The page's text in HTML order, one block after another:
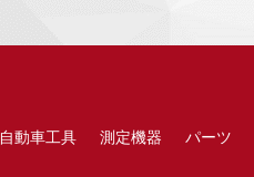
自動車工具 測定機器 パーツ